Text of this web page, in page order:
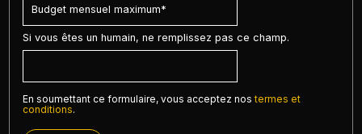
Si vous êtes un humain, ne remplissez pas ce champ.
En soumettant ce formulaire, vous acceptez nostermes et
conditions.